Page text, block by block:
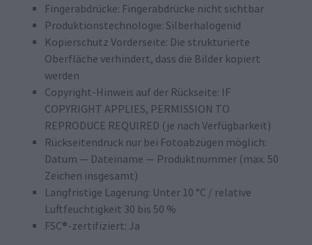
Fingerabdrücke: Fingerabdrücke nicht sichtbar
Produktionstechnologie: Silberhalogenid
Kopierschutz Vorderseite: Die strukturierte
Oberfläche verhindert, dass die Bilder kopiert
werden
Copyright-Hinweis auf der Rückseite: IF
COPYRIGHT APPLIES, PERMISSION TO
REPRODUCE REQUIRED (je nach Verfügbarkeit)
Rückseitendruck nur bei Fotoabzügen möglich:
Datum — Dateiname — Produktnummer (max. 50
Zeichen insgesamt)
Langfristige Lagerung: Unter 10 °C / relative
Luftfeuchtigkeit 30 bis 50 %
FSC®-zertifiziert: Ja